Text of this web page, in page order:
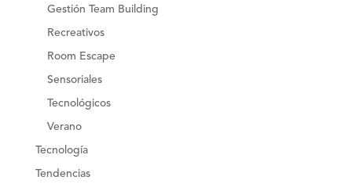
Gestión Team Building
Recreativos
Room Escape
Sensoriales
Tecnológicos
Verano
Tecnología
Tendencias